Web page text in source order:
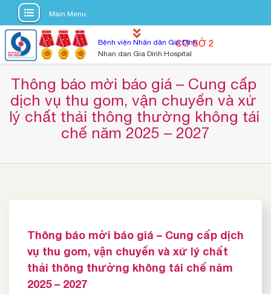
S
t
Main Menu
Bệnh viện Nhân dân Gia Định
Nhan dan Gia Dinh Hospital
CƠ SỞ 2
Thông báo mời báo giá – Cung cấp
dịch vụ thu gom, vận chuyển và xử
lý chất thải thông thường không tái
chế năm 2025 – 2027
Thông báo mời báo giá – Cung cấp dịch
vụ thu gom, vận chuyển và xử lý chất
thải thông thường không tái chế năm
2025 – 2027